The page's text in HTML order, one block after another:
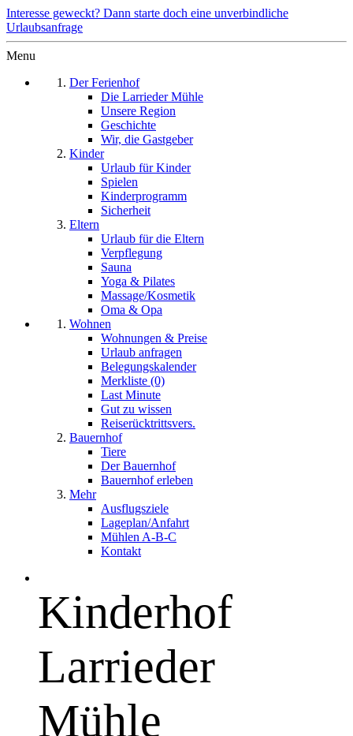
Interesse geweckt? Dann starte doch eine unverbindliche
Urlaubsanfrage
Menu
Der Ferienhof
Die Larrieder Mühle
Unsere Region
Geschichte
Wir, die Gastgeber
Kinder
Urlaub für Kinder
Spielen
Kinderprogramm
Sicherheit
Eltern
Urlaub für die Eltern
Verpflegung
Sauna
Yoga & Pilates
Massage/Kosmetik
Oma & Opa
Wohnen
Wohnungen & Preise
Urlaub anfragen
Belegungskalender
Merkliste (0)
Last Minute
Gut zu wissen
Reiserücktrittsvers.
Bauernhof
Tiere
Der Bauernhof
Bauernhof erleben
Mehr
Ausflugsziele
Lageplan/Anfahrt
Mühlen A-B-C
Kontakt
Kinderhof
Larrieder
Mühle